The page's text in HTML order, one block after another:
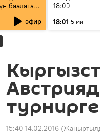
баалаган
эфир
18:00
18:01 5 мин
15:40 14.02.2016